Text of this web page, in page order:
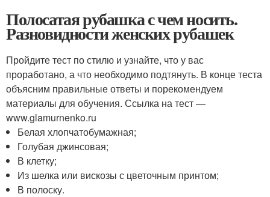
Полосатая рубашка с чем носить.
Разновидности женских рубашек
Пройдите тест по стилю и узнайте, что у вас
проработано, а что необходимо подтянуть. В конце теста
объясним правильные ответы и порекомендуем
материалы для обучения. Ссылка на тест —
www.glamurnenko.ru
Белая хлопчатобумажная;
Голубая джинсовая;
В клетку;
Из шелка или вискозы с цветочным принтом;
В полоску.